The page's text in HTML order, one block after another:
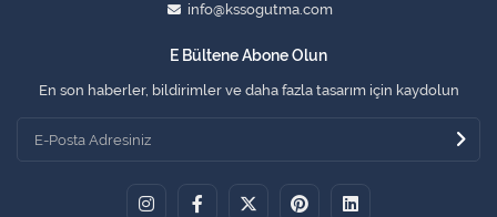
info@kssogutma.com
E Bültene Abone Olun
En son haberler, bildirimler ve daha fazla tasarım için kaydolun